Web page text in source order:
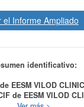
el Informe Ampliado
identificativo:
EESM VILOD
de EESM VILOD